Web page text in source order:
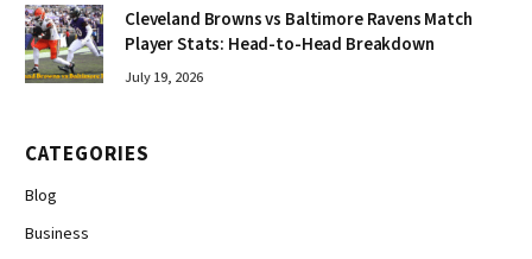
Cleveland Browns vs Baltimore Ravens Match
Player Stats: Head-to-Head Breakdown
July 19, 2026
CATEGORIES
Blog
Business